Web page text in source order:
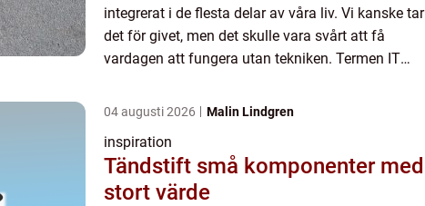
integrerat i de flesta delar av våra liv. Vi kanske tar
det för givet, men det skulle vara svårt att få
vardagen att fungera utan tekniken. Termen IT
04 augusti 2026 Malin Lindgren
inspiration
Tändstift små komponenter med
stort värde